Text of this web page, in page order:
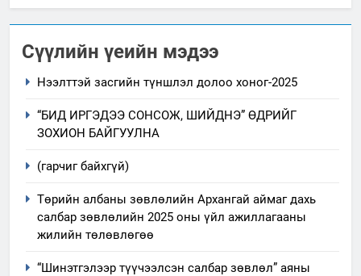
Сүүлийн үеийн мэдээ
Нээлттэй засгийн түншлэл долоо хоног-2025
“БИД ИРГЭДЭЭ СОНСОЖ, ШИЙДНЭ” ӨДРИЙГ
ЗОХИОН БАЙГУУЛНА
(гарчиг байхгүй)
Төрийн албаны зөвлөлийн Архангай аймаг дахь
салбар зөвлөлийн 2025 оны үйл ажиллагааны
жилийн төлөвлөгөө
“Шинэтгэлээр түүчээлсэн салбар зөвлөл” аяны